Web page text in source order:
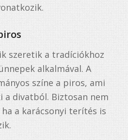
szeretik a tradíciókhoz
alkalmával. A
színe a piros, ami
a divatból. Biztosan nem
a karácsonyi terítés is